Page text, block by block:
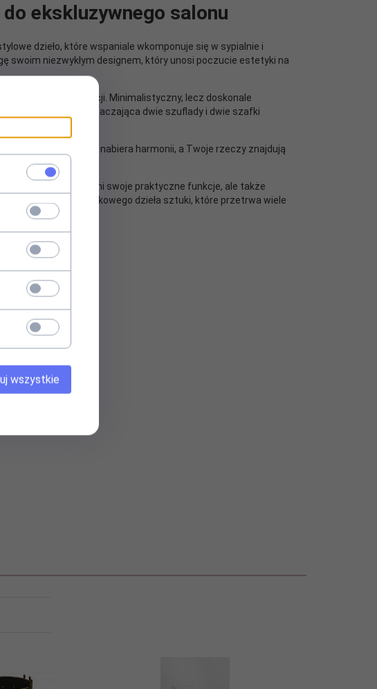
ekskluzywnego salonu
dzieło, które wspaniale wkomponuje się w sypialnie i
swoim niezwykłym designem, który unosi poczucie estetyki na
wyjątkowej elegancji. Minimalistyczny, lecz doskonale
Złota ramka otaczająca dwie szuflady i dwie szafki
niej przestrzeń nabiera harmonii, a Twoje rzeczy znajdują
pełne zadowolenie.
który nie tylko spełni swoje praktyczne funkcje, ale także
tego wyjątkowego dzieła sztuki, które przetrwa wiele
wszystkie